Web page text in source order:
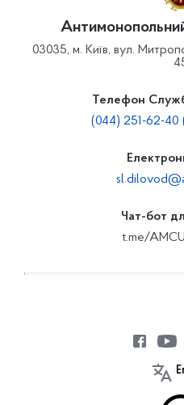
03035, м. Київ, вул.
Телефон
(044) 251-62-40
Чат-бот
t.me/